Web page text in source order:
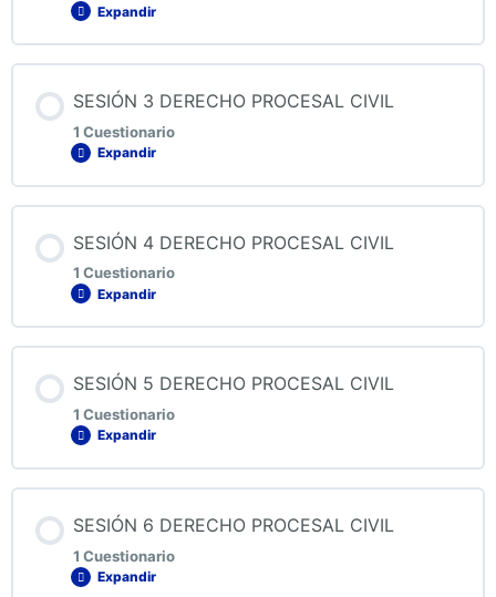
QUIZ 1 DERECHO PROCESAL CIVIL
Expandir
QUIZ 2 DERECHO PROCESAL CIVIL
SESIÓN 3 DERECHO PROCESAL CIVIL
1 Cuestionario
Expandir
QUIZ 3 DERECHO PROCESAL CIVIL
SESIÓN 4 DERECHO PROCESAL CIVIL
1 Cuestionario
Expandir
QUIZ 4 DERECHO PROCESAL CIVIL
SESIÓN 5 DERECHO PROCESAL CIVIL
1 Cuestionario
Expandir
SESIÓN 6 DERECHO PROCESAL CIVIL
1 Cuestionario
Expandir